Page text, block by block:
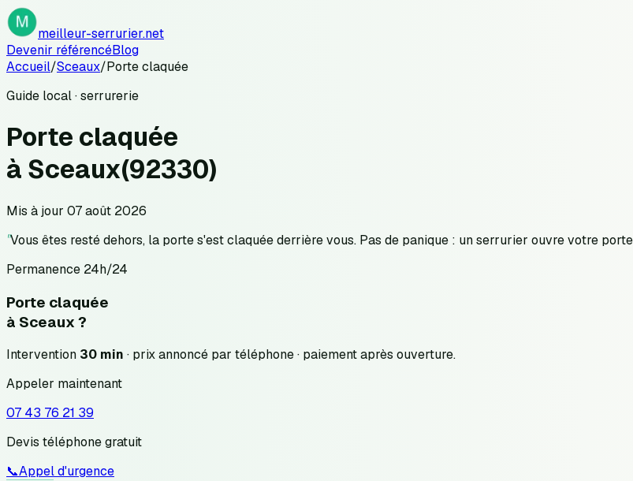
meilleur-serrurier.net
Devenir référencéBlog
Accueil/Sceaux/Porte claquée
Guide local · serrurerie
Porte claquée
à Sceaux(92330)
Mis à jour 07 août 2026
"Vous êtes resté dehors, la porte s'est claquée derrière vous. Pas de panique : un serrurier ouvre votre
Permanence 24h/24
Porte claquée
à Sceaux ?
Intervention 30 min · prix annoncé par téléphone· paiement après ouverture.
Appeler maintenant
07 43 76 21 39
Devis téléphone gratuit
📞Appel d'urgence